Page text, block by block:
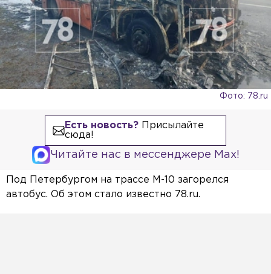
Фото: 78.ru
Есть новость?Присылайте
сюда!
Читайте нас в мессенджере Max!
Под Петербургом на трассе М-10 загорелся
автобус. Об этом стало известно 78.ru.